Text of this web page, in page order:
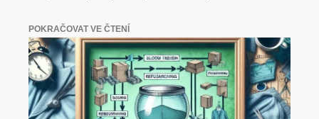
POKRAČOVAT VE ČTENÍ